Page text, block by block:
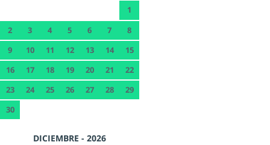
1
2
3 4 5 6 7
8
9
10 11 12 13 14
15
16
17 18 19 20 21
22
23
24 25 26 27 28
29
30
DICIEMBRE - 2026